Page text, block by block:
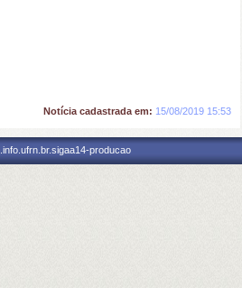
Notícia cadastrada em: 15/08/2019 15:53
producao